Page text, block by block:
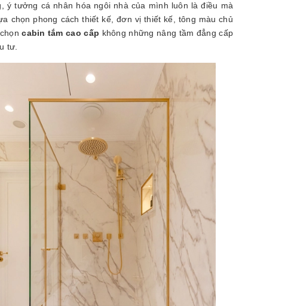
ý tưởng cá nhân hóa ngôi nhà của mình luôn là điều mà
chọn phong cách thiết kế, đơn vị thiết kế, tông màu chủ
chọncabin tắm cao cấp không những nâng tầm đẳng cấp
tư.